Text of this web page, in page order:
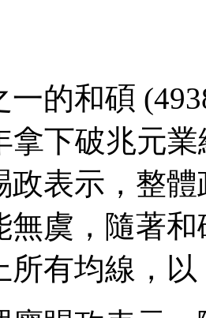
一的和碩
拿下破兆元
政表示，整
無虞，隨著
所有均線，以